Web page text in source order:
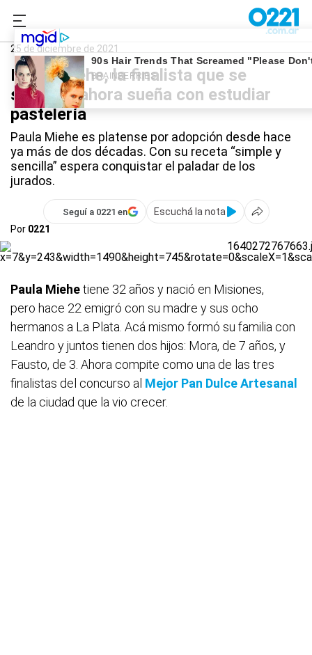
0221.com.ar
25 de diciembre de 2021
Paula Miehe, la finalista que se
superó y ahora sueña con estudiar
pastelería
Paula Miehe es platense por adopción desde hace
ya más de dos décadas. Con su receta “simple y
sencilla” espera conquistar el paladar de los
jurados.
Seguí a 0221 en
Escuchá la nota
Por 0221
Paula Miehetiene 32 años y nació en Misiones,
pero hace 22 emigró con su madre y sus ocho
hermanos a La Plata. Acá mismo formó su familia con
Leandro y juntos tienen dos hijos: Mora, de 7 años, y
Fausto, de 3. Ahora compite como una de las tres
finalistas del concurso al Mejor Pan Dulce Artesanal
de la ciudad que la vio crecer.